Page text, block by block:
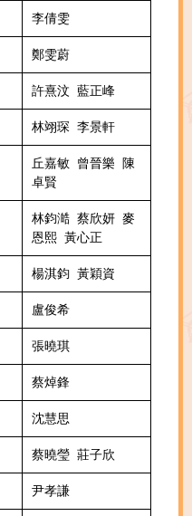
李倩雯
鄭雯蔚
許熹汶 藍正峰
林翊琛 李景軒
丘嘉敏 曾晉樂 陳
卓賢
林鈞澔 蔡欣妍 麥
恩熙 黃心正
楊淇鈞 黃穎資
盧俊希
張曉琪
蔡焯鋒
沈慧思
蔡曉瑩 莊子欣
尹孝謙